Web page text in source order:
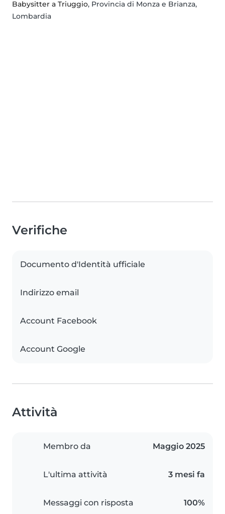
Babysitter a Triuggio, Provincia di Monza e Brianza,
Lombardia
Verifiche
Documento d'Identità ufficiale
Indirizzo email
Account Facebook
Account Google
Attività
Membro da Maggio 2025
L'ultima attività 3 mesi fa
Messaggi con risposta 100%